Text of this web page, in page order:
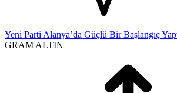
Yeni Parti Alanya’da Güçlü Bir Başlangıç
GRAM ALTIN